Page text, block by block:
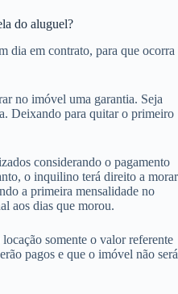
do aluguel?
dia em contrato, para que ocorra
no imóvel uma garantia. Seja
Deixando para quitar o primeiro
considerando o pagamento
o inquilino terá direito a morar
a primeira mensalidade no
aos dias que morou.
somente o valor referente
pagos e que o imóvel não será